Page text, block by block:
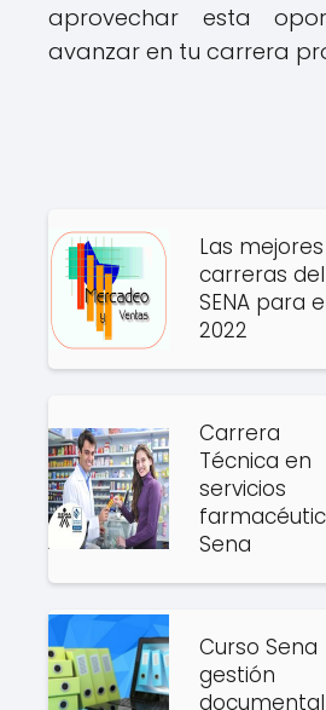
aprovechar esta
avanzar en tu carrera
Las mejores
carreras del
SENA para
2022
Carrera
Técnica en
servicios
Sena
Curso Sena
gestión
documental